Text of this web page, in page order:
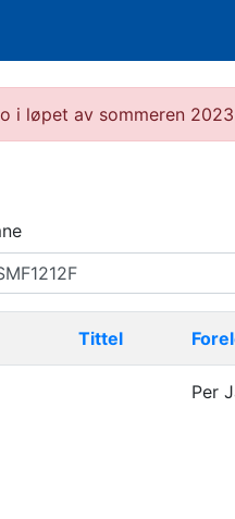
i løpet av sommeren
Tittel
Per